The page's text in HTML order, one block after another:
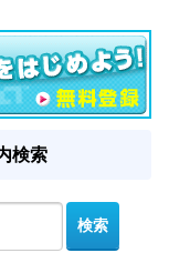
検索